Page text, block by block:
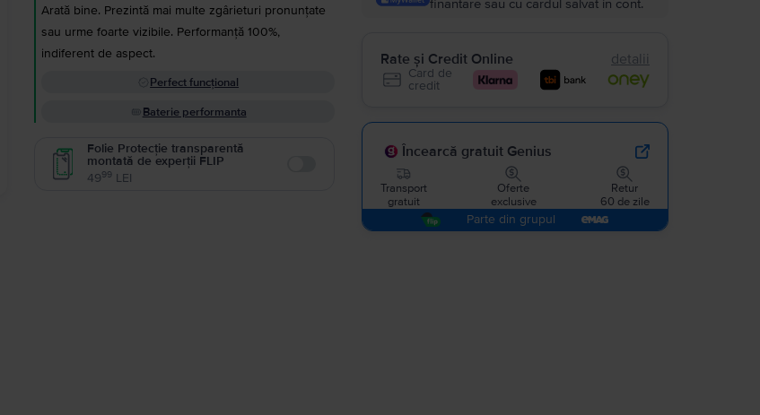
Arată bine. Prezintă mai multe zgârieturi pronunțate
sau urme foarte vizibile. Performanță 100%,
indiferent de aspect.
Perfect funcțional
Baterie performanta
Folie Protecție transparentă
montată de experții FLIP
4999 LEI
finantare sau cu cardul salvat in cont.
Rate și Credit Online detalii
Card de
credit
Încearcă gratuit Genius
Transport
gratuit
Oferte
exclusive
Retur
60 de zile
Parte din grupul